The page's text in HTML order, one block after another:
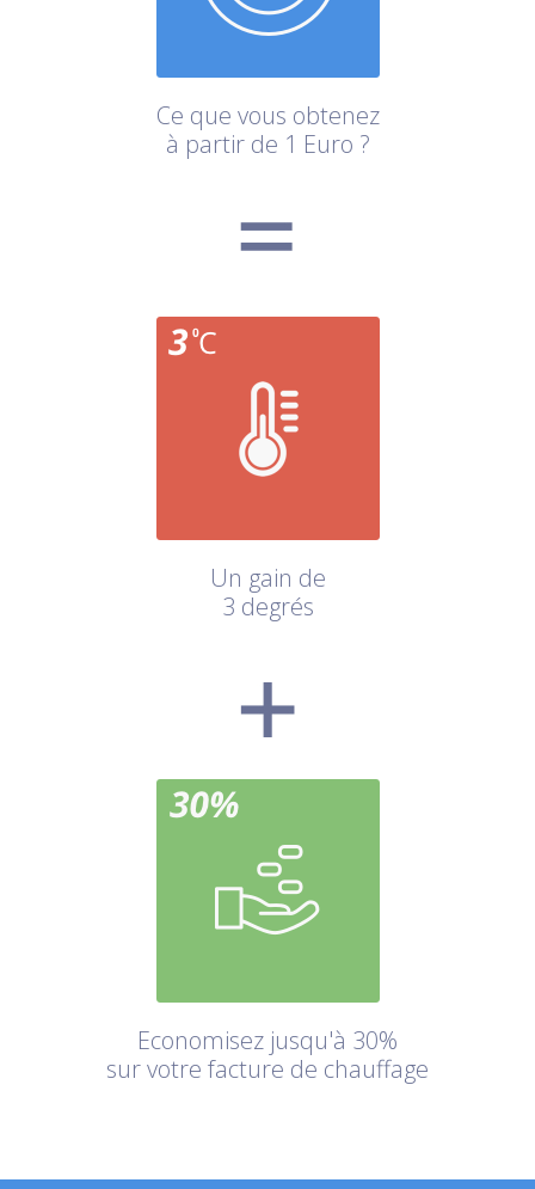
Ce que vous obtenez
à partir de 1 Euro ?
Un gain de
3 degrés
Economisez jusqu'à 30%
sur votre facture de chauffage